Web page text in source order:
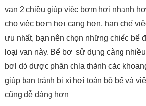
van 2 chiều giúp việc bơm hơi nhanh
cho việc bơm hơi căng hơn, hạn chế
ưu nhất, bạn nên chọn những chiếc bể
loại van này. Bể bơi sử dụng càng
bơi đó được phân chia thành các
giúp bạn tránh bị xì hơi toàn bộ bể và
cũng dễ dàng hơn